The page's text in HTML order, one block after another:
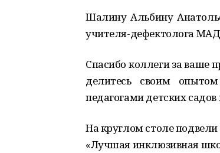
Шалину Альбину
учителя-дефектолога
Спасибо коллеги за ваше
делитесь своим
педагогами детских
На круглом столе подвели
«Лучшая инклюзивная